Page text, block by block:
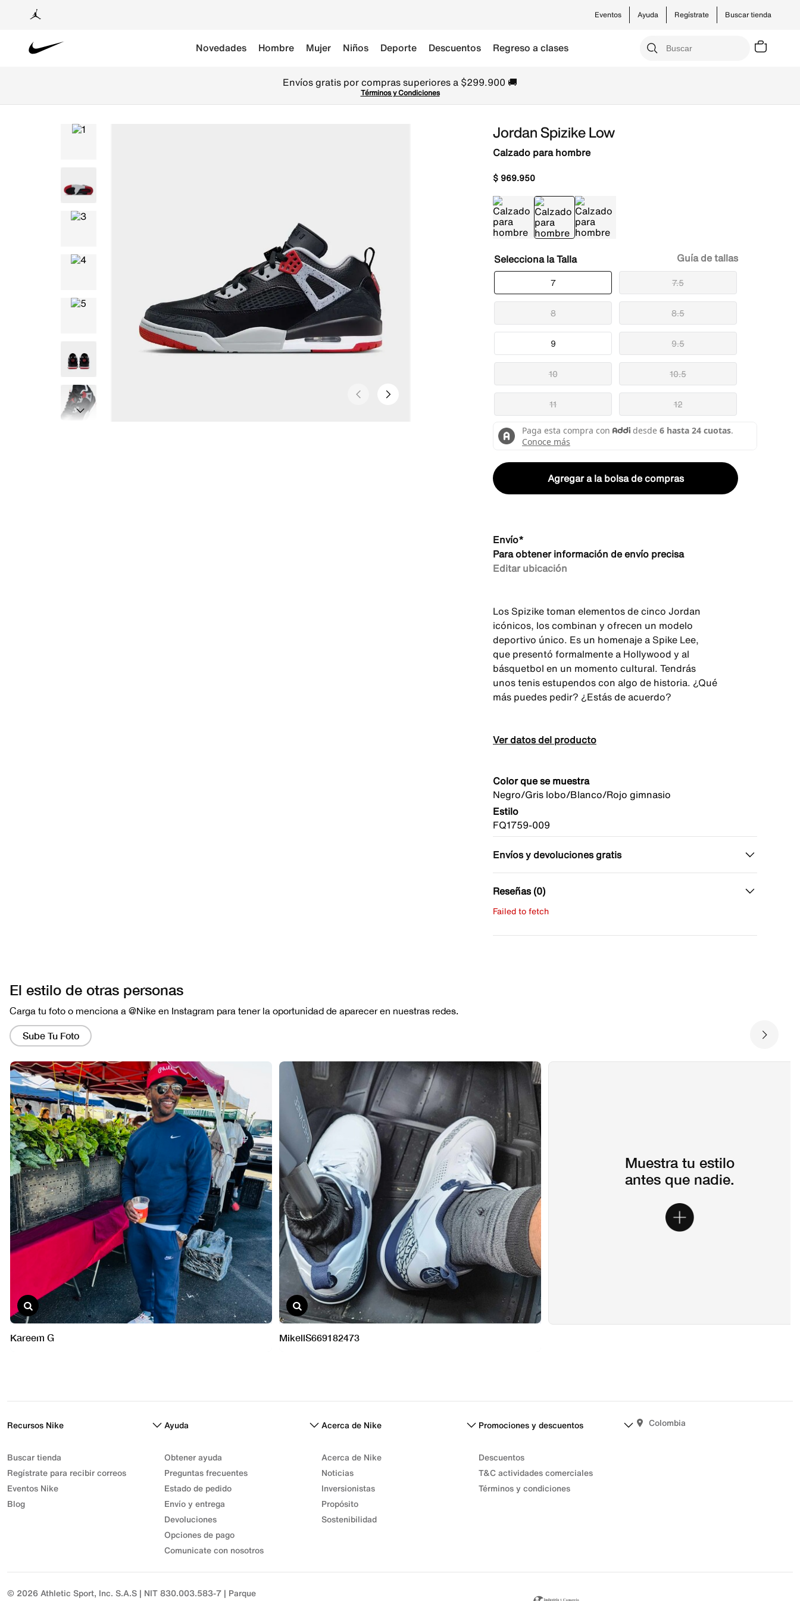
Buscar tienda
Ayuda Regístrate
Eventos
Novedades Hombre Mujer Niños Deporte Descuentos Regreso a clases
Envíos gratis por compras superiores a $299.900 🚚
Términos y Condiciones
Jordan Spizike Low
Calzado para hombre
$ 969.950
Talla
7 7.5
8 8.5
9 9.5
10 10.5
11 12
Guía de tallas
Agregar a la bolsa de compras
Envío*
Para obtener información de envío precisa
Editar ubicación
Los Spizike toman elementos de cinco Jordan
icónicos, los combinan y ofrecen un modelo
deportivo único. Es un homenaje a Spike Lee,
que presentó formalmente a Hollywood y al
básquetbol en un momento cultural. Tendrás
unos tenis estupendos con algo de historia. ¿Qué
más puedes pedir? ¿Estás de acuerdo?
Ver datos del producto
Color que se muestra
Negro/Gris lobo/Blanco/Rojo gimnasio
Estilo
FQ1759-009
Envíos y devoluciones gratis
Reseñas (0)
Failed to fetch
Recursos Nike
Buscar tienda
Regístrate para recibir correos
Eventos Nike
Blog
Ayuda
Obtener ayuda
Preguntas frecuentes
Estado de pedido
Envío y entrega
Devoluciones
Opciones de pago
Comunicate con nosotros
Acerca de Nike
Acerca de Nike
Noticias
Inversionistas
Propósito
Sostenibilidad
Promociones y descuentos
Descuentos
T&C actividades comerciales
Términos y condiciones
Colombia
© 2026 Athletic Sport, Inc. S.A.S | NIT 830.003.583-7 | Parque